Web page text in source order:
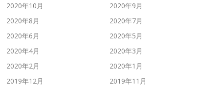
2020年10月
2020年9月
2020年8月
2020年7月
2020年6月
2020年5月
2020年4月
2020年3月
2020年2月
2020年1月
2019年12月
2019年11月